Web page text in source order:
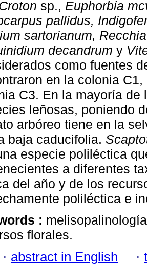
sp., Euphorbia
pallidus,
sartorianum,
decandrum y
como fuentes
en la colonia
C3. En la mayoría de
leñosas, poniendo
arbóreo tiene en la
baja caducifolia.
especie poliléctica
a diferentes
del año y de los
poliléctica e
:
florales.
· abstract in English ·